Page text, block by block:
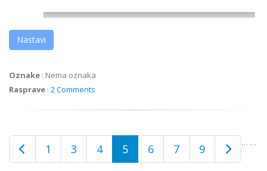
Nastavi
Oznake : Nema oznaka
Rasprave : 2 Comments
1 …
3 4 5 6 7 …
9